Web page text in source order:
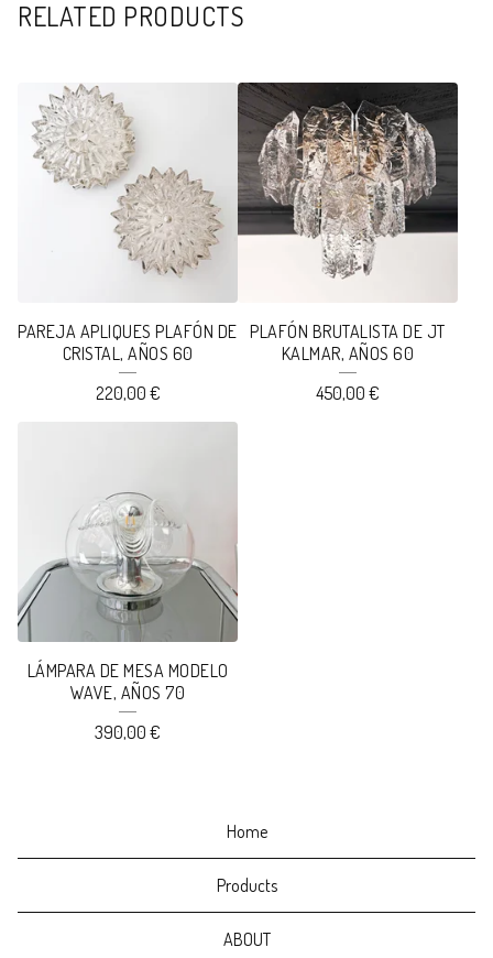
RELATED PRODUCTS
PAREJA APLIQUES PLAFÓN DE
CRISTAL, AÑOS 60
220,00 €
PLAFÓN BRUTALISTA DE JT
KALMAR, AÑOS 60
450,00 €
LÁMPARA DE MESA MODELO
WAVE, AÑOS 70
390,00 €
Home
Products
ABOUT